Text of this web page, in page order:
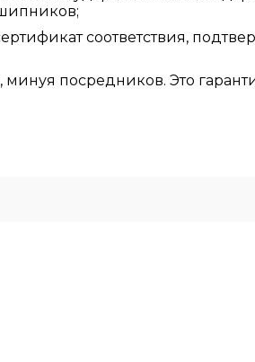
соответствия,
посредников. Это